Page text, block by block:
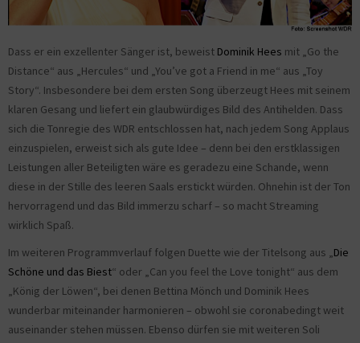
Dass er ein exzellenter Sänger ist, beweist Dominik Hees mit „Go the
Distance“ aus „Hercules“ und „You’ve got a Friend in me“ aus „Toy
Story“. Insbesondere bei dem ersten Song überzeugt Hees mit seinem
klaren Gesang und liefert ein glaubwürdiges Bild des Antihelden. Dass
sich die Tonregie des WDR entschlossen hat, nach jedem Song Applaus
einzuspielen, erweist sich als gute Idee – denn bei den erstklassigen
Leistungen aller Beteiligten wäre es geradezu eine Schande, wenn
diese in der Stille des leeren Saals erstickt würden. Ohnehin ist der Ton
hervorragend und das Bild immerzu scharf – so macht Streaming
wirklich Spaß.
Im weiteren Programmverlauf folgen Duette wie der Titelsong aus „Die
Schöne und das Biest“ oder „Can you feel the Love tonight“ aus dem
„König der Löwen“, bei denen Bettina Mönch und Dominik Hees
wunderbar miteinander harmonieren – obwohl sie coronabedingt weit
auseinander stehen müssen. Ebenso dürfen sie mit weiteren Soli